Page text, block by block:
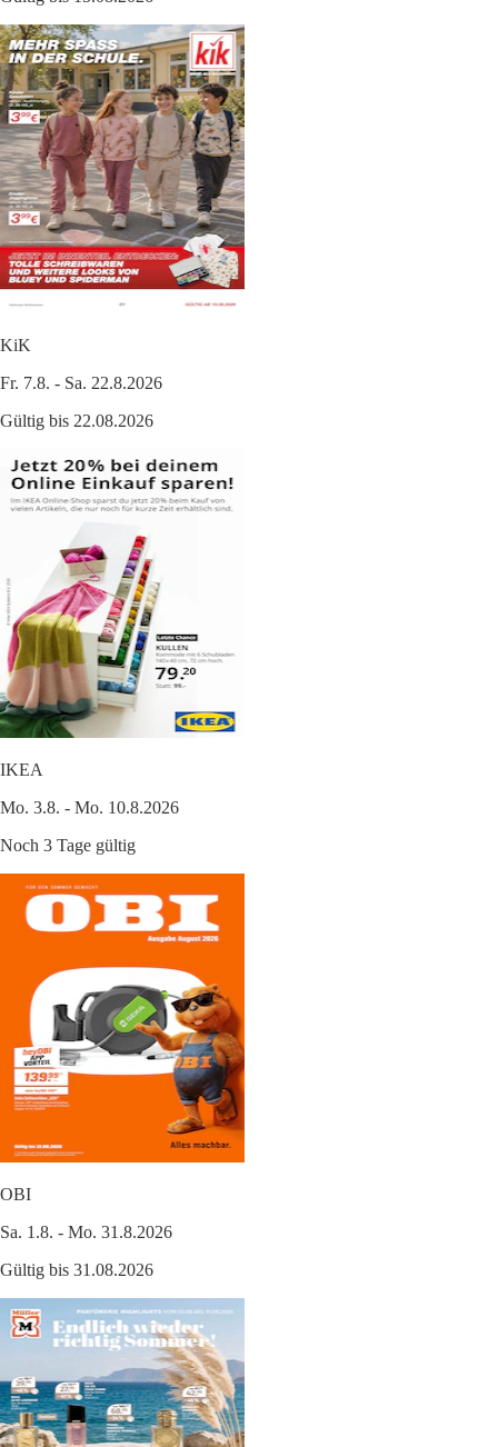
KiK
Fr. 7.8. - Sa. 22.8.2026
Gültig bis 22.08.2026
IKEA
Mo. 3.8. - Mo. 10.8.2026
Noch 3 Tage gültig
OBI
Sa. 1.8. - Mo. 31.8.2026
Gültig bis 31.08.2026